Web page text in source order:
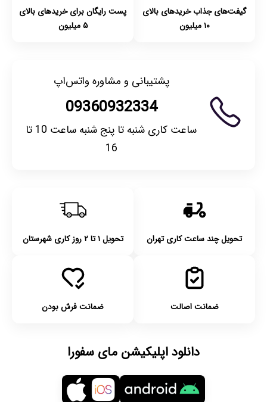
گیفت‌های جذاب خریدهای بالای
۱۰ میلیون
پست رایگان برای خریدهای بالای
۵ میلیون
پشتیبانی و مشاوره واتس‌اپ
09360932334
ساعت کاری شنبه تا پنج شنبه ساعت 10 تا
16
تحویل چند ساعت کاری تهران تحویل ۱ تا ۲ روز کاری شهرستان
ضمانت اصالت ضمانت فرش بودن
دانلود اپلیکیشن مای سفورا